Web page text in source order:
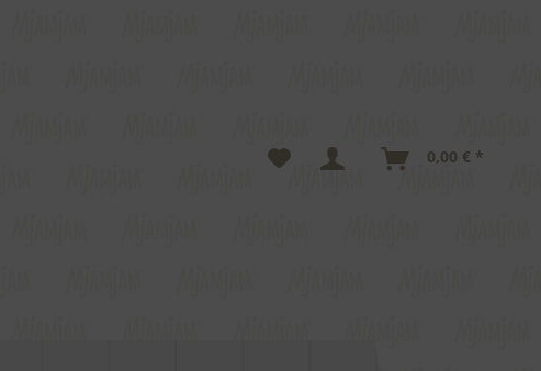
0,00 € *